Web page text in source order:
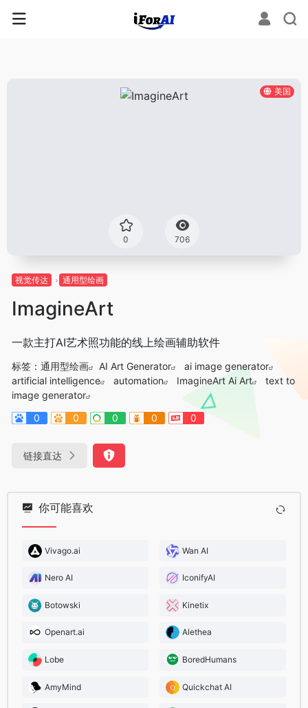
美国
0 706
视觉传达 通用型绘画
ImagineArt
一款主打AI艺术照功能的线上绘画辅助软件
标签： 通用型绘画 AI Art Generator
ai image generator
artificial intelligence
automation ImagineArt Ai Art
text to
image generator
0
0 0 0 0
链接直达
你可能喜欢
Vivago.ai Wan AI
Nero AI IconifyAI
Botowski Kinetix
Openart.ai Alethea
Lobe BoredHumans
AmyMind Quickchat AI